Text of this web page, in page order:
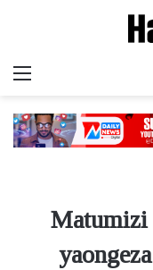
Matumizi